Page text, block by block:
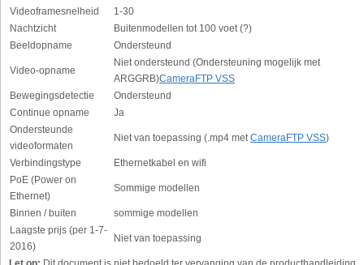
Videoframesnelheid
1-30
Nachtzicht
Buitenmodellen tot 100 voet (?)
Beeldopname
Ondersteund
Video-opname
Niet ondersteund (Ondersteuning mogelijk met
ARGGRB)CameraFTP VSS
Bewegingsdetectie
Ondersteund
Continue opname
Ja
Ondersteunde
videoformaten
Niet van toepassing (.mp4 met CameraFTP VSS)
Verbindingstype
Ethernetkabel en wifi
PoE (Power on
Ethernet)
Sommige modellen
Binnen / buiten
sommige modellen
Laagste prijs (per 1-7-
2016)
Niet van toepassing